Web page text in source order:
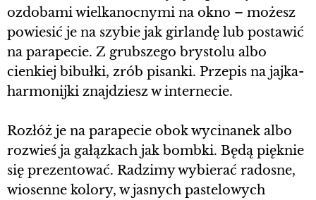
ozdobami wielkanocnymi na okno – możesz
powiesić je na szybie jak girlandę lub postawić
na parapecie. Z grubszego brystolu albo
cienkiej bibułki, zrób pisanki. Przepis na jajka-
harmonijki znajdziesz w internecie.
Rozłóż je na parapecie obok wycinanek albo
rozwieś ja gałązkach jak bombki. Będą pięknie
się prezentować. Radzimy wybierać radosne,
wiosenne kolory, w jasnych pastelowych